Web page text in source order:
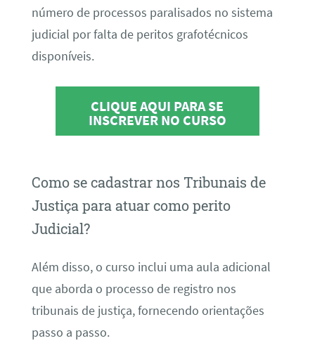
número de processos paralisados no sistema
judicial por falta de peritos grafotécnicos
disponíveis.
CLIQUE AQUI PARA SE
INSCREVER NO CURSO
Como se cadastrar nos Tribunais de
Justiça para atuar como perito
Judicial?
Além disso, o curso inclui uma aula adicional
que aborda o processo de registro nos
tribunais de justiça, fornecendo orientações
passo a passo.